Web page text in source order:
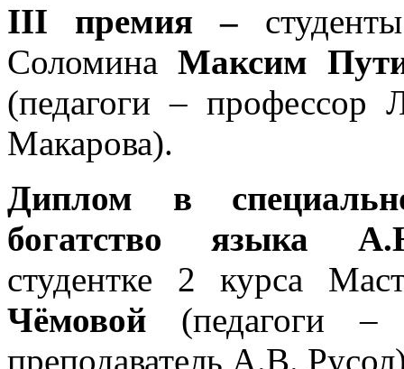
III премия–
Соломина Максим
(педагоги –
Макарова).
Диплом в
богатство языка
студентке
2 курса
Чёмовой (педагоги –
преподаватель А.В.